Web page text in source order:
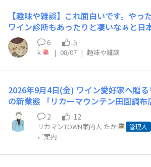
【趣味や雑談】これ面白いです。やっ
ワイン診断もあったりと凄いなぁと​日
6 5
k | 08/07 | 趣味や雑談
2026年9月4日(金) ワイン愛好家へ贈
の新業態 「リカーマウンテン田園調布
2 12
リカマンTOWN案内人 たか 管理人
ご案内